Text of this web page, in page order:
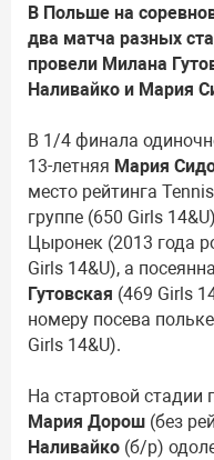
В Польше на
два матча разных
провели Милана
Наливайко и Мария
В 1/4 финала
13-летняя Мария
место рейтинга
группе (650 Girls
Цыронек (2013 года
Girls 14&U), а
Гутовская (469 Girls
номеру посева
Girls 14&U).
На стартовой стадии
Мария Дорош (без
Наливайко (б/р)